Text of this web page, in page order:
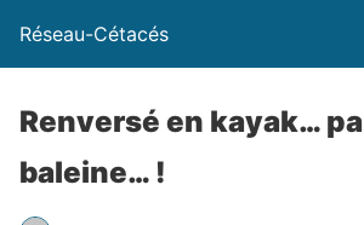
Réseau-Cétacés
Renversé en kayak…
baleine… !